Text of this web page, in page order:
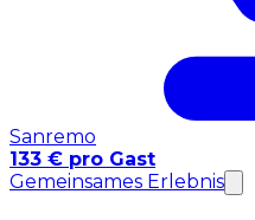
Sanremo
133 € pro Gast
Gemeinsames Erlebnis